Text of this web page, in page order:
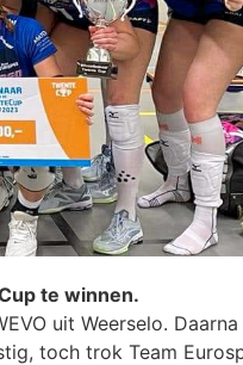
te winnen.
uit Weerselo.
toch trok Team